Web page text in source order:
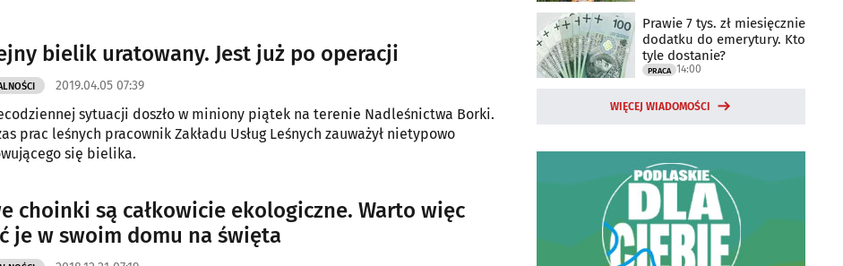
bielik uratowany. Jest już po operacji
2019.04.05 07:39
sytuacji doszło w miniony piątek na terenie Nadleśnictwa Borki.
prac leśnych pracownik Zakładu Usług Leśnych zauważył nietypowo
się bielika.
choinki są całkowicie ekologiczne. Warto więc
je w swoim domu na święta
Prawie 7 tys. zł miesięcznie
dodatku do emerytury. Kto
tyle dostanie?
PRACA 14:00
WIĘCEJ WIADOMOŚCI